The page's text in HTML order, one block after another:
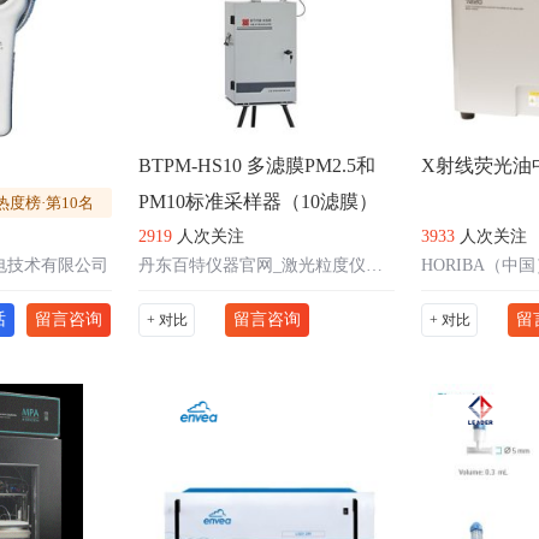
度榜·第10名
术有限公司
留言咨询
BTPM-HS10 多滤膜PM2.5和
PM10标准采样器（10滤膜）
2919 人次关注
丹东百特仪器官网_激光粒度仪、纳米粒度仪、在线粒度仪
+ 对比 留言咨询
X射线荧光油
3933 人次关注
HORIBA（中国
+ 对比 留